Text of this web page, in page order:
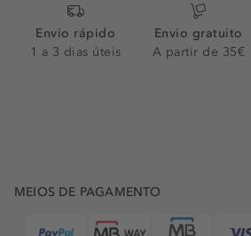
Envio rápido
1 a 3 dias úteis
Envio gratuito
A partir de 35€
MEIOS DE PAGAMENTO